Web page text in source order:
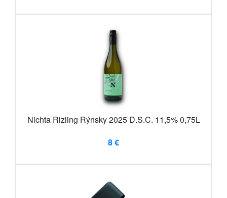
Nichta Rizling Rýnsky 2025 D.S.C. 11,5% 0,75L
8 €